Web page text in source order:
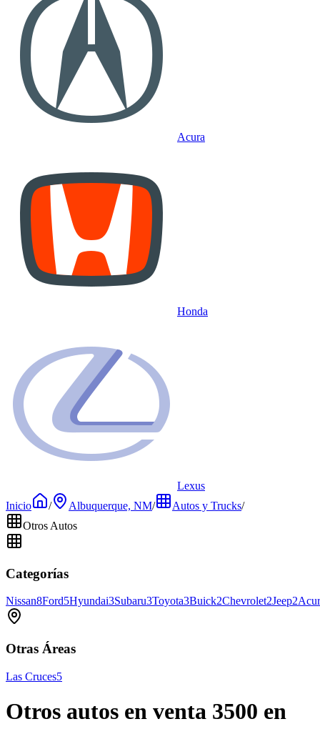
Acura
Honda
Lexus
Inicio
/ Albuquerque, NM/ Autos y Trucks/
Otros Autos
Categorías
Nissan8Ford5Hyundai3Subaru3Toyota3Buick2Chevrolet2Jeep2
Otras Áreas
Las Cruces5
Otros autos en venta 3500 en